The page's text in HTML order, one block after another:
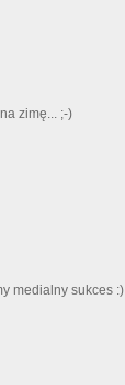
zimę... ;-)
medialny sukces :)